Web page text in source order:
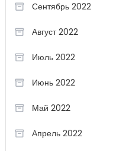
Сентябрь 2022
Август 2022
Июль 2022
Июнь 2022
Май 2022
Апрель 2022